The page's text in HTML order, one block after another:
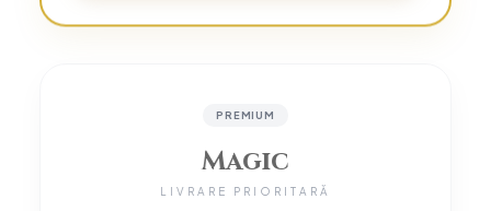
PREMIUM
Magic
LIVRARE PRIORITARĂ